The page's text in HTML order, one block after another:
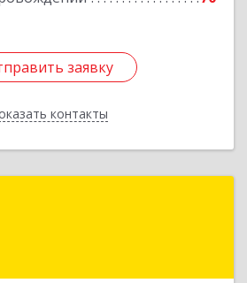
заявку
контакты
заявку
Назад
Северск г, Спортивная ул,